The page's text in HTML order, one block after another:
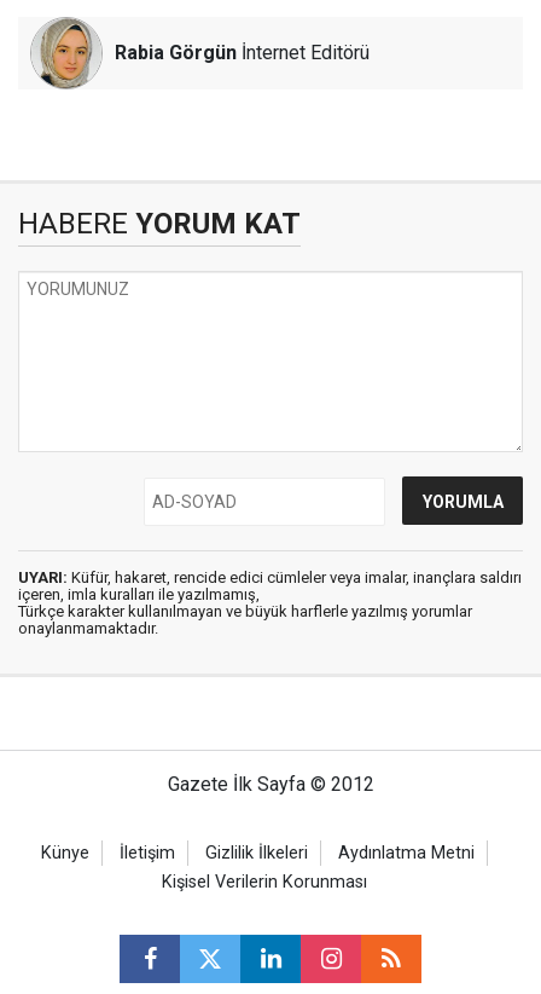
Rabia Görgün İnternet Editörü
HABERE YORUM KAT
UYARI: Küfür, hakaret, rencide edici cümleler veya imalar, inançlara saldırı
içeren, imla kuralları ile yazılmamış,
Türkçe karakter kullanılmayan ve büyük harflerle yazılmış yorumlar
onaylanmamaktadır.
Gazete İlk Sayfa © 2012
Künye İletişim Gizlilik İlkeleri
Aydınlatma Metni
Kişisel Verilerin Korunması